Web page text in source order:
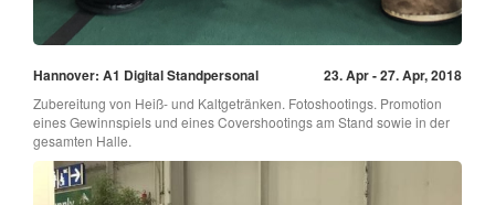
Hannover: A1 Digital Standpersonal 23. Apr - 27. Apr, 2018
Zubereitung von Heiß- und Kaltgetränken. Fotoshootings. Promotion
eines Gewinnspiels und eines Covershootings am Stand sowie in der
gesamten Halle.